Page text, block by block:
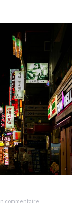
commentaire